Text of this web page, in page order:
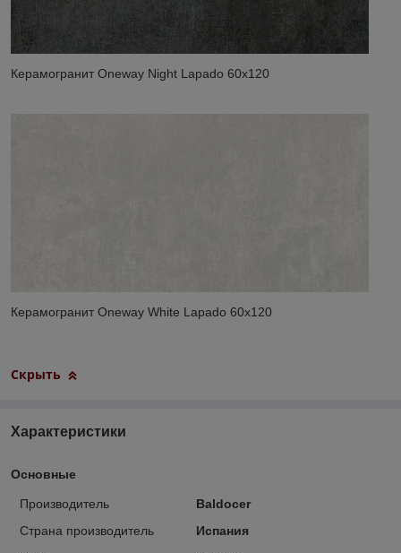
Керамогранит Oneway Night Lapado 60x120
Керамогранит Oneway White Lapado 60x120
Скрыть
Характеристики
Основные
Производитель
Baldocer
Страна производитель
Испания